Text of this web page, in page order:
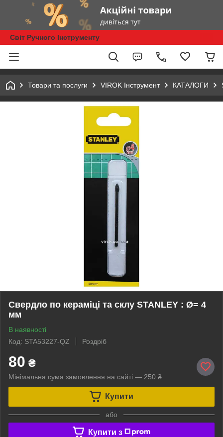
Світ Ручного Інструменту
Товари та послуги VIROK Інструмент КАТАЛОГИ
Свердло по кераміці та склу STANLEY : Ø= 4
мм
В наявності
Код: STA53227-QZ
Роздріб
80 ₴
Мінімальна сума замовлення на сайті — 250 ₴
Купити
або
Купити з